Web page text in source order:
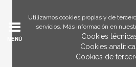
Utilizamos cookies propias y de
servicios. Más información en
Cookies
Cookies
Cookies de
MENÚ